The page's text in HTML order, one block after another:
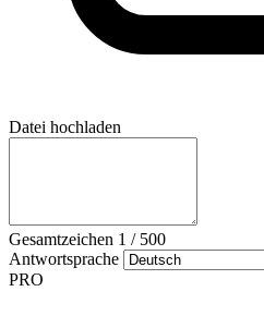
Datei hochladen
Gesamtzeichen 1 / 500
Antwortsprache
PRO